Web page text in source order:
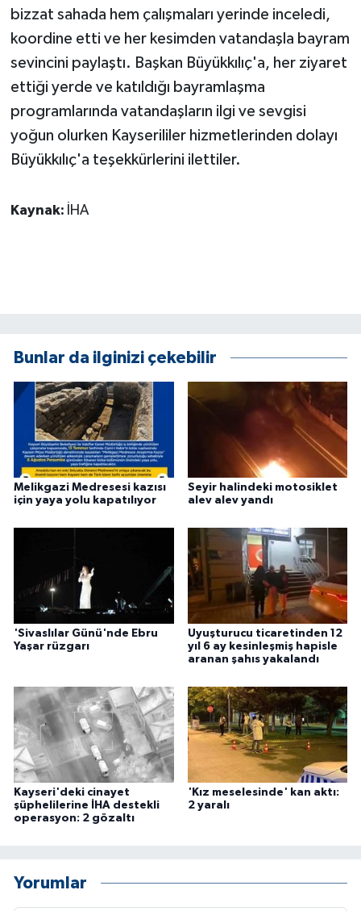
bizzat sahada hem çalışmaları yerinde inceledi,
koordine etti ve her kesimden vatandaşla bayram
sevincini paylaştı. Başkan Büyükkılıç'a, her ziyaret
ettiği yerde ve katıldığı bayramlaşma
programlarında vatandaşların ilgi ve sevgisi
yoğun olurken Kayserililer hizmetlerinden dolayı
Büyükkılıç'a teşekkürlerini ilettiler.
Kaynak: İHA
Bunlar da ilginizi çekebilir
Melikgazi Medresesi kazısı
için yaya yolu kapatılıyor
Seyir halindeki motosiklet
alev alev yandı
'Sivaslılar Günü'nde Ebru
Yaşar rüzgarı
Uyuşturucu ticaretinden 12
yıl 6 ay kesinleşmiş hapisle
aranan şahıs yakalandı
Kayseri'deki cinayet
şüphelilerine İHA destekli
operasyon: 2 gözaltı
'Kız meselesinde' kan aktı:
2 yaralı
Yorumlar